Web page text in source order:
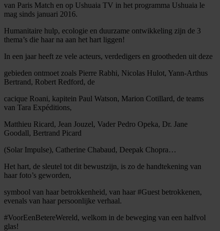
van Paris Match en op Ushuaia TV in het programma Ushuaia le
mag sinds januari 2016.
Humanitaire hulp, ecologie en duurzame ontwikkeling zijn de 3
thema’s die haar na aan het hart liggen!
In een jaar heeft ze vele acteurs, verdedigers en grootheden uit deze
gebieden ontmoet zoals Pierre Rabhi, Nicolas Hulot, Yann-Arthus
Bertrand, Robert Redford, de
cacique Roani, kapitein Paul Watson, Marion Cotillard, de teams
van Tara Expéditions,
Matthieu Ricard, Jean Jouzel, Vader Pedro Opeka, Dr. Jane
Goodall, Bertrand Picard
(Solar Impulse), Catherine Chabaud, Deepak Chopra…
Het hart, de sleutel tot dit bewustzijn, is zo de handtekening van
haar foto’s geworden,
symbool van haar betrokkenheid, van haar #Guest betrokkenen,
evenals van haar persoonlijke verhaal.
#VoorEenBetereWereld, welkom in de beweging van een halfvol
glas!